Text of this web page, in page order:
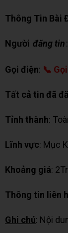
Thông Tin Bài
Người đăng tin
Gọi điện: 📞
Tất cả tin đã
Tỉnh thành:
Lĩnh vực: Mục
Khoảng giá:
Thông tin liên
Ghi chú: Nội